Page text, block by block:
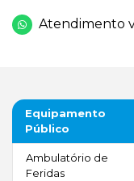
Atendimento
Equipamento
Público
Ambulatório de
Feridas